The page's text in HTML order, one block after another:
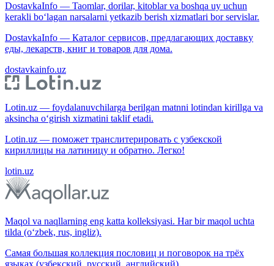
DostavkaInfo — Taomlar, dorilar, kitoblar va boshqa uy uchun
kerakli bo‘lagan narsalarni yetkazib berish xizmatlari bor servislar.
DostavkaInfo — Каталог сервисов, предлагающих доставку
еды, лекарств, книг и товаров для дома.
dostavkainfo.uz
Lotin.uz — foydalanuvchilarga berilgan matnni lotindan kirillga va
aksincha o‘girish xizmatini taklif etadi.
Lotin.uz — поможет транслитерировать с узбекской
кириллицы на латиницу и обратно. Легко!
lotin.uz
Maqol va naqllarning eng katta kolleksiyasi. Har bir maqol uchta
tilda (o‘zbek, rus, ingliz).
Самая большая коллекция пословиц и поговорок на трёх
языках (узбекский, русский, английский).